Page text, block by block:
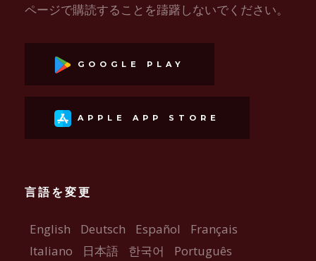
ページで購読することを躊躇しないでください。
GOOGLE PLAY
APPLE APP STORE
言語を変更
English Deutsch Español
Français
Italiano
日本語 한국어
Português